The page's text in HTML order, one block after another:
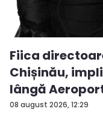
08 august 2026, 12:29
Fiica
Chișinău,
lângă